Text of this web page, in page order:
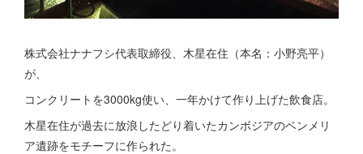
株式会社ナナフシ代表取締役、木星在住（本名：小野亮平）
が、
コンクリートを3000kg使い、一年かけて作り上げた飲食店。
木星在住が過去に放浪したどり着いたカンボジアのベンメリ
ア遺跡をモチーフに作られた。